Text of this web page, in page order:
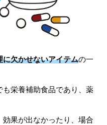
に欠かせないアイテムの一
も栄養補助食品であり、薬
果が出なかったり、場合